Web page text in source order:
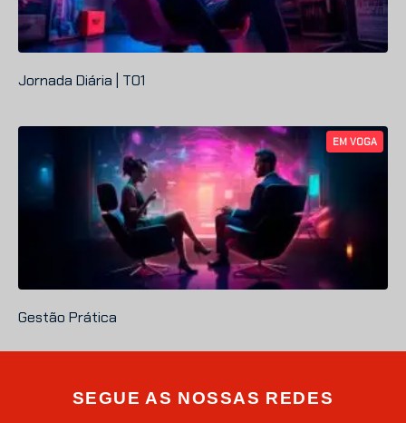
Jornada Diária | T01
EM VOGA
Gestão Prática
SEGUE AS NOSSAS REDES